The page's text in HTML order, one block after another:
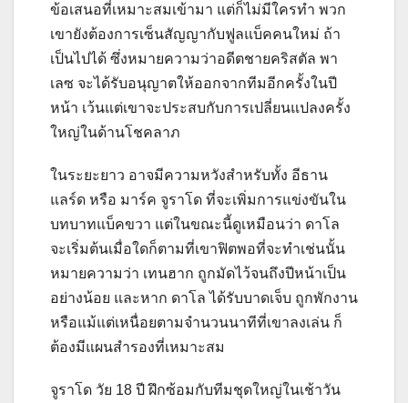
ข้อเสนอที่เหมาะสมเข้ามา แต่ก็ไม่มีใครทำ พวก
เขายังต้องการเซ็นสัญญากับฟูลแบ็คคนใหม่ ถ้า
เป็นไปได้ ซึ่งหมายความว่าอดีตชายคริสตัล พา
เลซ จะได้รับอนุญาตให้ออกจากทีมอีกครั้งในปี
หน้า เว้นแต่เขาจะประสบกับการเปลี่ยนแปลงครั้ง
ใหญ่ในด้านโชคลาภ
ในระยะยาว อาจมีความหวังสำหรับทั้ง อีธาน
แลร์ด หรือ มาร์ค จูราโด ที่จะเพิ่มการแข่งขันใน
บทบาทแบ็คขวา แต่ในขณะนี้ดูเหมือนว่า ดาโล
จะเริ่มต้นเมื่อใดก็ตามที่เขาฟิตพอที่จะทำเช่นนั้น
หมายความว่า เทนฮาก ถูกมัดไว้จนถึงปีหน้าเป็น
อย่างน้อย และหาก ดาโล ได้รับบาดเจ็บ ถูกพักงาน
หรือแม้แต่เหนื่อยตามจำนวนนาทีที่เขาลงเล่น ก็
ต้องมีแผนสำรองที่เหมาะสม
จูราโด วัย 18 ปี ฝึกซ้อมกับทีมชุดใหญ่ในเช้าวัน